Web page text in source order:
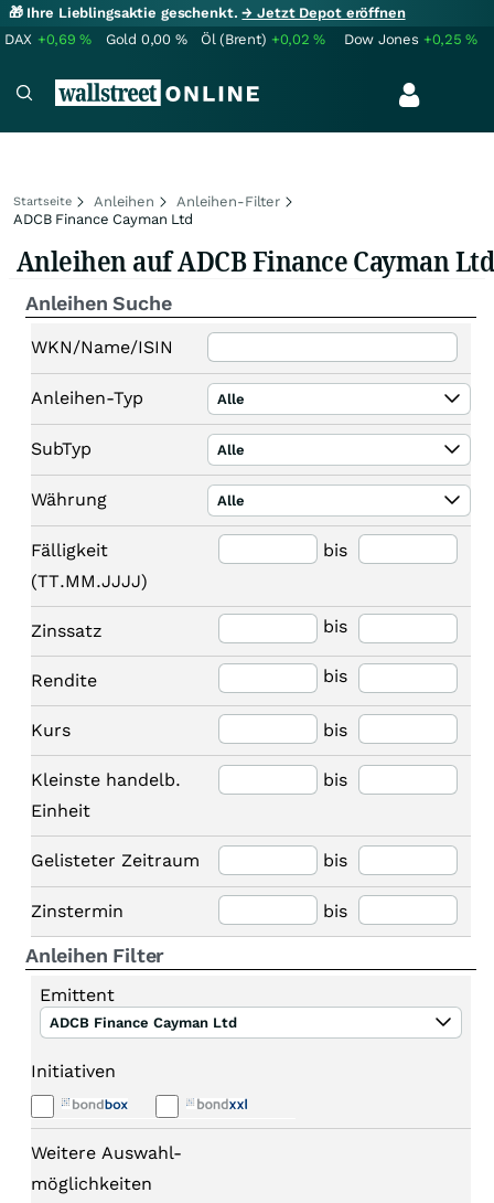
🎁 Ihre Lieblingsaktie geschenkt.→ Jetzt Depot eröffnen
DAX +0,69% Gold 0,00 % Öl (Brent) +0,02% Dow Jones +0,25%
Startseite Anleihen
Anleihen-Filter
ADCB Finance Cayman Ltd
Anleihen auf ADCB Finance Cayman Ltd
Anleihen Suche
WKN/Name/ISIN
Anleihen-Typ Alle
SubTyp Alle
Währung Alle
Fälligkeit
(TT.MM.JJJJ)
bis
Zinssatz bis
Rendite bis
Kurs bis
Kleinste handelb.
Einheit
bis
Gelisteter Zeitraum bis
Zinstermin bis
Anleihen Filter
Emittent
ADCB Finance Cayman Ltd
Initiativen
Weitere Auswahl-
möglichkeiten